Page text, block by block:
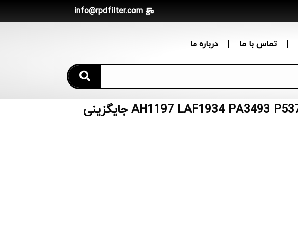
info@rpdfilter.com
تماس با ما درباره ما